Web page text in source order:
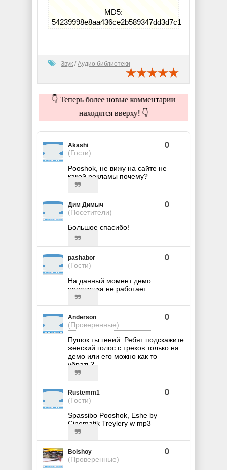
MD5:
54239998e8aa436ce2b589347dd3d7c1
Звук / Аудио библиотеки
👇 Теперь более новые комментарии
находятся вверху! 👇
Akashi
(Гости)
0
Pooshok, не вижу на сайте не
какой рекламы почему?
Дим Димыч
(Посетители)
0
Большое спасибо!
pashabor
(Гости)
0
На данный момент демо
прослушка не работает.
Anderson
(Проверенные)
0
Пушок ты гений. Ребят подскажите
женский голос с треков только на
демо или его можно как то
убрать?
Rustemm1
(Гости)
0
Spassibo Pooshok, Eshe by
Cinematik Treylery w mp3
Bolshoy
(Проверенные)
0